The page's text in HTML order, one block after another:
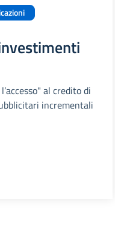
al credito di
incrementali